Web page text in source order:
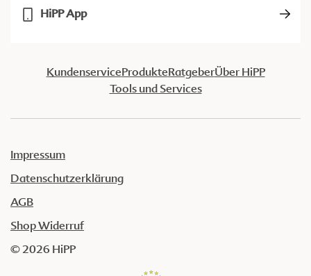
HiPP App
KundenserviceProdukteRatgeberÜber HiPP
Tools und Services
Impressum
Datenschutzerklärung
AGB
Shop Widerruf
© 2026 HiPP